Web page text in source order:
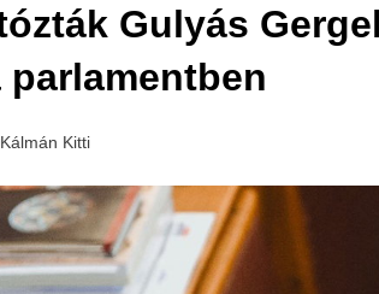
Gulyás
Kálmán Kitti